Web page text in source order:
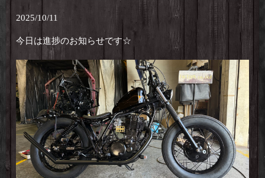
2025/10/11
今日は進捗のお知らせです☆